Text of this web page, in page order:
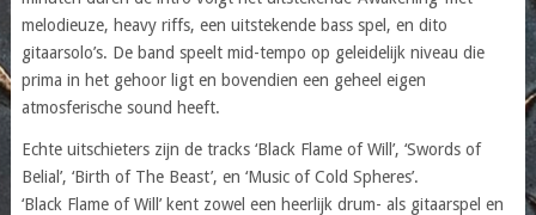
melodieuze, heavy riffs, een uitstekende bass spel, en dito
gitaarsolo’s. De band speelt mid-tempo op geleidelijk niveau die
prima in het gehoor ligt en bovendien een geheel eigen
atmosferische sound heeft.
Echte uitschieters zijn de tracks ‘Black Flame of Will’, ‘Swords of
Belial’, ‘Birth of The Beast’, en ‘Music of Cold Spheres’.
‘Black Flame of Will’ kent zowel een heerlijk drum- als gitaarspel en